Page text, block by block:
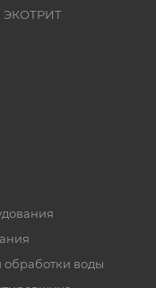
ЭКОТРИТ
воды